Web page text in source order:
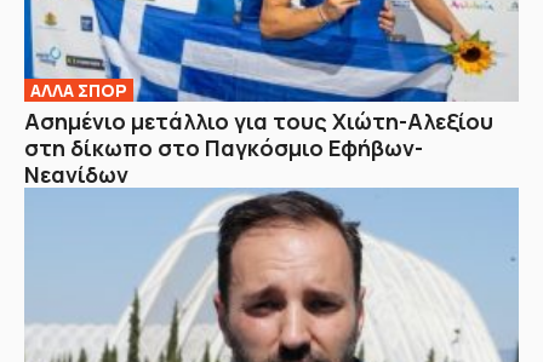
ΑΛΛΑ ΣΠΟΡ
Ασημένιο μετάλλιο για τους Χιώτη-Αλεξίου
στη δίκωπο στο Παγκόσμιο Εφήβων-
Νεανίδων